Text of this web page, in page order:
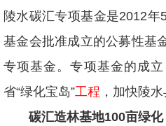
陵水碳汇专项基金是2012
基金会批准成立的公募性基
专项基金。专项基金的成
省“绿化宝岛”工程 ，加快陵
碳汇造林基地100亩绿